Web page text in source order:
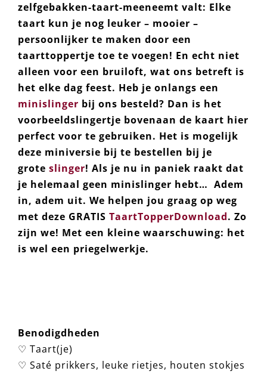
zelfgebakken-taart-meeneemt valt: Elke
taart kun je nog leuker – mooier –
persoonlijker te maken door een
taarttoppertje toe te voegen! En echt niet
alleen voor een bruiloft, wat ons betreft is
het elke dag feest. Heb je onlangs een
minislinger bij ons besteld? Dan is het
voorbeeldslingertje bovenaan de kaart hier
perfect voor te gebruiken. Het is mogelijk
deze miniversie bij te bestellen bij je
grote slinger! Als je nu in paniek raakt dat
je helemaal geen minislinger hebt… Adem
in, adem uit. We helpen jou graag op weg
met deze GRATIS TaartTopperDownload. Zo
zijn we! Met een kleine waarschuwing: het
is wel een priegelwerkje.
Benodigdheden
♡ Taart(je)
♡ Saté prikkers, leuke rietjes, houten stokjes